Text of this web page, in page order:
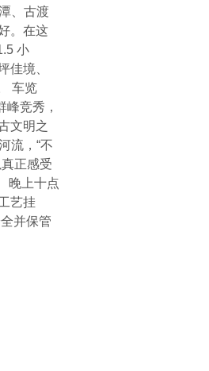
、古渡
。在这
小
佳境、
车览
竞秀，
文明之
流，“不
正感受
晚上十点
艺挂
并保管